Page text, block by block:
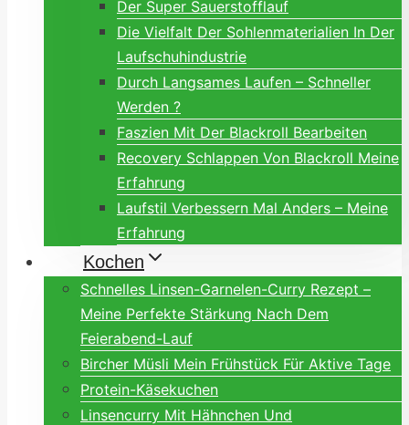
Der Super Sauerstofflauf
Die Vielfalt Der Sohlenmaterialien In Der
Laufschuhindustrie
Durch Langsames Laufen – Schneller
Werden ?
Faszien Mit Der Blackroll Bearbeiten
Recovery Schlappen Von Blackroll Meine
Erfahrung
Laufstil Verbessern Mal Anders – Meine
Erfahrung
Kochen
Schnelles Linsen-Garnelen-Curry Rezept –
Meine Perfekte Stärkung Nach Dem
Feierabend-Lauf
Bircher Müsli Mein Frühstück Für Aktive Tage
Protein-Käsekuchen
Linsencurry Mit Hähnchen Und